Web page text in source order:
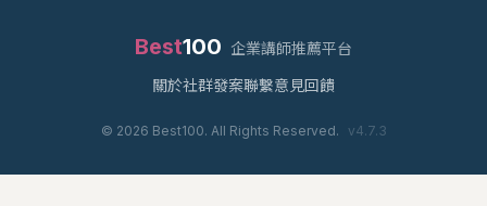
Best100 企業講師推薦平台
關於社群發案聯繫意見回饋
© 2026 Best100. All Rights Reserved. v4.7.3